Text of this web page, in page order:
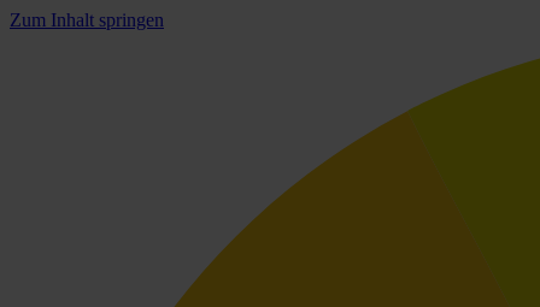
Zum Inhalt springen